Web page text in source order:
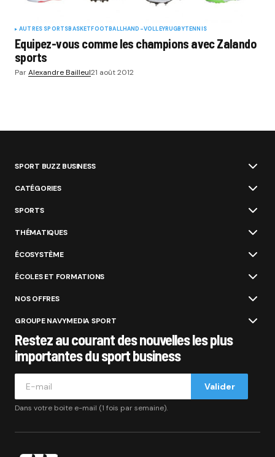
AUTRES SPORTSBASKETFOOTBALLHAND-VOLLEYRUGBYTENNIS
Equipez-vous comme les champions avec Zalando
sports
ParAlexandre Bailleul21 août 2012
SPORT BUZZ BUSINESS
CATÉGORIES
SPORTS
THÉMATIQUES
ÉCOSYSTÈME
ÉCOLES ET FORMATIONS
NOS OFFRES
GROUPE NAVYMEDIA SPORT
Restez au courant des nouvelles les plus
importantes du sport business
Valider
Dans votre boite e-mail (1 fois par semaine).